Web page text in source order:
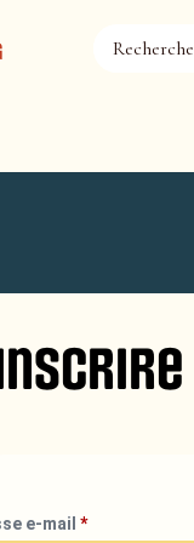
e-mail*